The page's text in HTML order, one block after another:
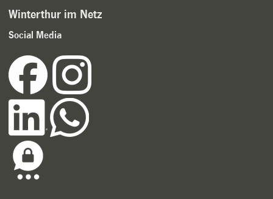
Winterthur im Netz
Social Media